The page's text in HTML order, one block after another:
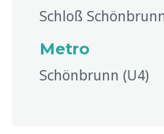
Schloß
Metro
Schönbrunn (U4)